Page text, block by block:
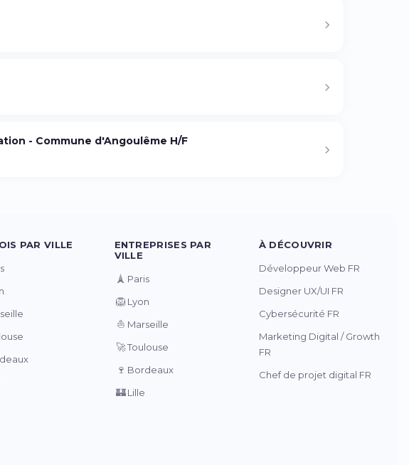
- Commune d'Angoulême H/F
PAR VILLE
ENTREPRISES PAR
VILLE
🗼 Paris
🦁 Lyon
⛵ Marseille
🚀Toulouse
🍷 Bordeaux
🏰 Lille
À DÉCOUVRIR
Développeur Web FR
Designer UX/UI FR
Cybersécurité FR
Marketing Digital / Growth
FR
Chef de projet digital FR